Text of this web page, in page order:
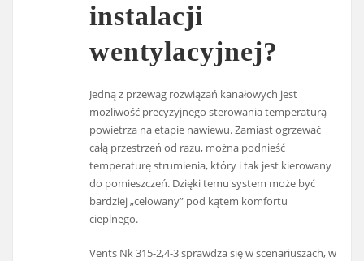
instalacji
wentylacyjnej?
Jedną z przewag rozwiązań kanałowych jest
możliwość precyzyjnego sterowania temperaturą
powietrza na etapie nawiewu. Zamiast ogrzewać
całą przestrzeń od razu, można podnieść
temperaturę strumienia, który i tak jest kierowany
do pomieszczeń. Dzięki temu system może być
bardziej „celowany” pod kątem komfortu
cieplnego.
Vents Nk 315-2,4-3 sprawdza się w scenariuszach, w